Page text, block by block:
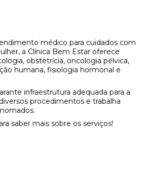
médico para cuidados com
a Clínica Bem Estar oferece
obstetrícia, oncologia pélvica,
humana, fisiologia hormonal e
infraestrutura adequada para a
procedimentos e trabalha
saber mais sobre os serviços!